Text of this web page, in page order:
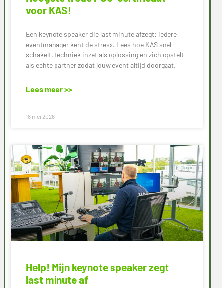
voor KAS!
Een keynote speaker die last minute afzegt: iedere
eventmanager kent de stress. Lees hoe KAS snel
schakelt, techniek inzet als oplossing en zich opstelt
als echte partner zodat jouw event altijd doorgaat.
Lees meer >>
18 mei 2026
Help! Mijn keynote speaker zegt
last minute af